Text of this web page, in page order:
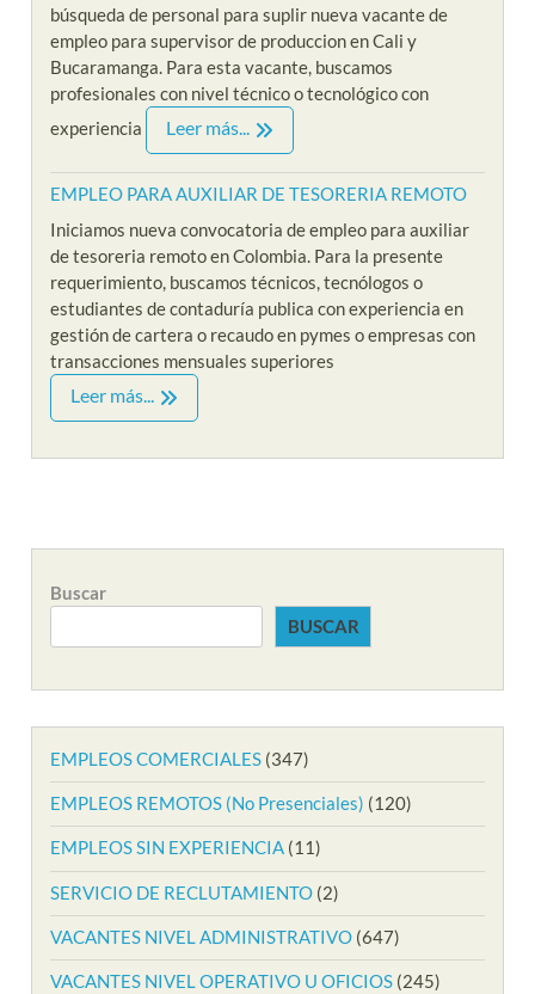
búsqueda de personal para suplir nueva vacante de
empleo para supervisor de produccion en Cali y
Bucaramanga. Para esta vacante, buscamos
profesionales con nivel técnico o tecnológico con
experiencia
Leer más...
EMPLEO PARA AUXILIAR DE TESORERIA REMOTO
Iniciamos nueva convocatoria de empleo para auxiliar
de tesoreria remoto en Colombia. Para la presente
requerimiento, buscamos técnicos, tecnólogos o
estudiantes de contaduría publica con experiencia en
gestión de cartera o recaudo en pymes o empresas con
transacciones mensuales superiores
Leer más...
Buscar
BUSCAR
EMPLEOS COMERCIALES (347)
EMPLEOS REMOTOS (No Presenciales) (120)
EMPLEOS SIN EXPERIENCIA (11)
SERVICIO DE RECLUTAMIENTO (2)
VACANTES NIVEL ADMINISTRATIVO (647)
VACANTES NIVEL OPERATIVO U OFICIOS (245)